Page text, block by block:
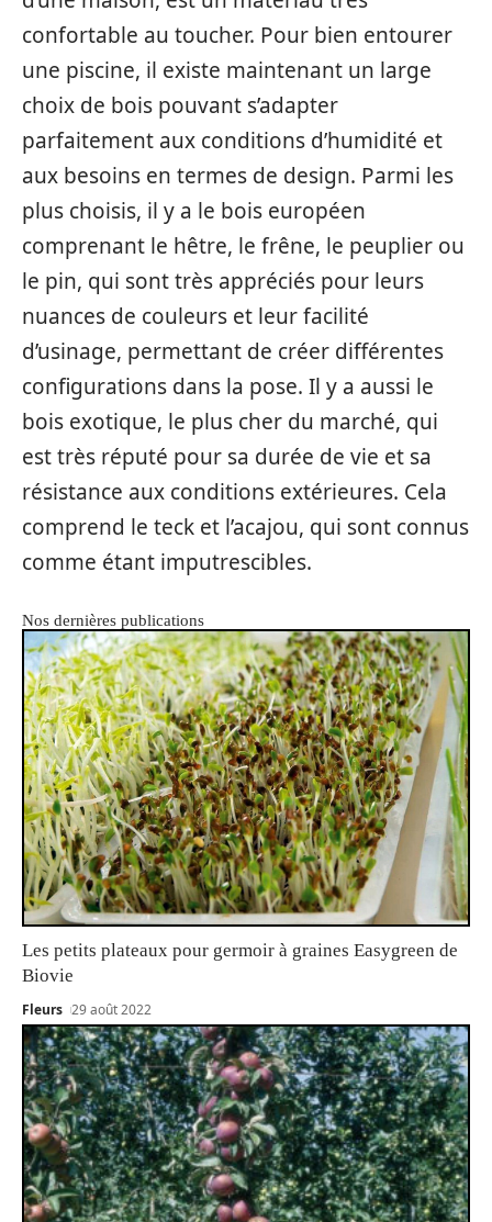
confortable au toucher. Pour bien entourer
une piscine, il existe maintenant un large
choix de bois pouvant s’adapter
parfaitement aux conditions d’humidité et
aux besoins en termes de design. Parmi les
plus choisis, il y a le bois européen
comprenant le hêtre, le frêne, le peuplier ou
le pin, qui sont très appréciés pour leurs
nuances de couleurs et leur facilité
d’usinage, permettant de créer différentes
configurations dans la pose. Il y a aussi le
bois exotique, le plus cher du marché, qui
est très réputé pour sa durée de vie et sa
résistance aux conditions extérieures. Cela
comprend le teck et l’acajou, qui sont connus
comme étant imputrescibles.
Nos dernières publications
Les petits plateaux pour germoir à graines Easygreen de
Biovie
Fleurs 29 août 2022